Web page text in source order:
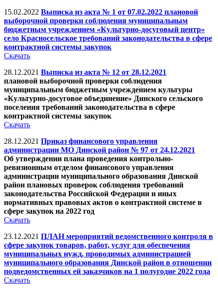
15.02.2022 Выписка из акта № 1 от 07.02.2022 плановой
выборочной проверки соблюдения муниципальным
бюджетным учреждением «Культурно-досуговый центр»
село Красносельское требований законодательства в сфере
контрактной системы закупок
Скачать
28.12.2021 Выписка из акта № 12 от 28.12.2021
плановой выборочной проверки соблюдения
муниципальным бюджетным учреждением культуры
«Культурно-досуговое объединение» Динского сельского
поселения требований законодательства в сфере
контрактной системы закупок
Скачать
28.12.2021 Приказ финансового управления
администрации МО Динской район № 97 от 24.12.2021
Об утверждении плана проведения контрольно-
ревизионным отделом финансового управления
администрации муниципального образования Динской
район плановых проверок соблюдения требований
законодательства Российской Федерации и иных
нормативных правовых актов о контрактной системе в
сфере закупок на 2022 год
Скачать
23.12.2021 ПЛАН мероприятий ведомственного контроля в
сфере закупок товаров, работ, услуг для обеспечения
муниципальных нужд, проводимых администрацией
муниципального образования Динской район в отношении
подведомственных ей заказчиков на 1 полугодие 2022 года
Скачать